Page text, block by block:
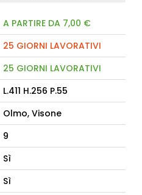
A PARTIRE DA 7,00 €
25 GIORNI LAVORATIVI
25 GIORNI LAVORATIVI
L.411 H.256 P.55
Olmo, Visone
9
Sì
Sì